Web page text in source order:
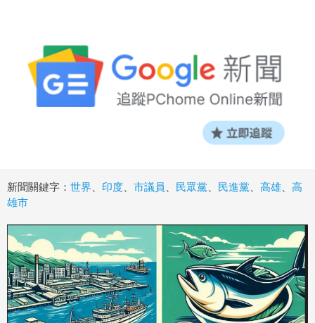
新聞關鍵字： 世界 印度 市議員 民眾黨 民進黨 高雄
高
雄市